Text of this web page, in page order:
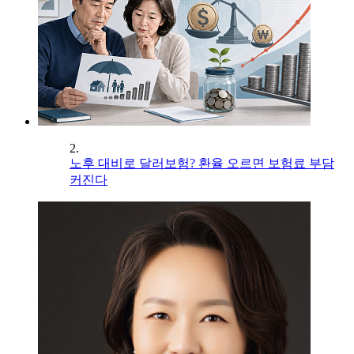
2.
노후 대비로 달러보험? 환율 오르면 보험료 부담
커진다